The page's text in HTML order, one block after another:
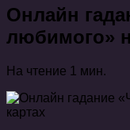
Онлайн
любимого»
На чтение 1 мин.